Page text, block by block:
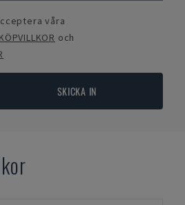
våra
KÖPVILLKOR och
SKICKA IN